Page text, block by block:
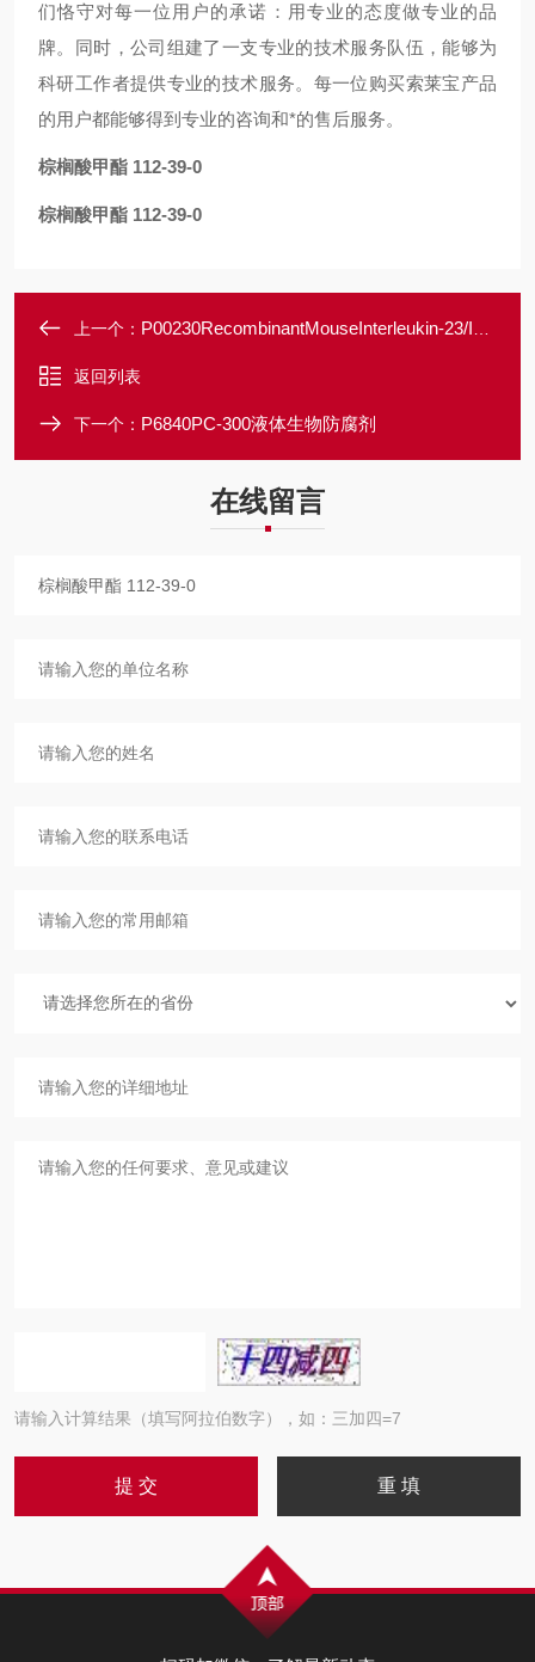
们恪守对每一位用户的承诺：用专业的态度做专业的品
牌。同时，公司组建了一支专业的技术服务队伍，能够为
科研工作者提供专业的技术服务。每一位购买索莱宝产品
的用户都能够得到专业的咨询和*的售后服务。
棕榈酸甲酯 112-39-0
棕榈酸甲酯 112-39-0
上一个： P00230RecombinantMouseInterleukin-23/IL-23
返回列表
下一个： P6840PC-300液体生物防腐剂
在线留言
请输入计算结果（填写阿拉伯数字），如：三加四=7